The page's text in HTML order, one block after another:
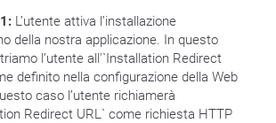
L’utente attiva l’installazione
della nostra applicazione. In questo
l’utente all'`Installation Redirect
definito nella configurazione della Web
caso l’utente richiamerà
Redirect URL` come richiesta HTTP